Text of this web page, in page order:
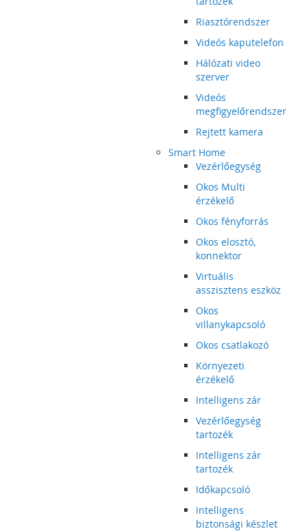
Riasztórendszer
Videós kaputelefon
Hálózati video
szerver
Videós
megfigyelőrendszer
Rejtett kamera
Smart Home
Vezérlőegység
Okos Multi
érzékelő
Okos fényforrás
Okos elosztó,
konnektor
Virtuális
asszisztens eszköz
Okos
villanykapcsoló
Okos csatlakozó
Környezeti
érzékelő
Intelligens zár
Vezérlőegység
tartozék
Intelligens zár
tartozék
Időkapcsoló
Intelligens
biztonsági készlet